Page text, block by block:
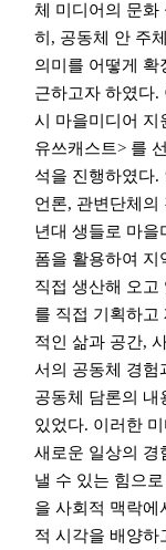
체 미디어의 문화
히, 공동체 안 주
의미를 어떻게 확
근하고자 하였다.
시 마을미디어 지
유쓰캐스트> 를
석을 진행하였다.
언론, 관변단체의
년대 생들로 마을
폼을 활용하여 지
직접 생산해 오고
를 직접 기획하고
적인 삶과 공간,
서의 공동체 경험
공동체 담론의 내
있었다. 이러한
새로운 일상의 경
낼 수 있는 힘으
을 사회적 맥락에
적 시각을 배양하